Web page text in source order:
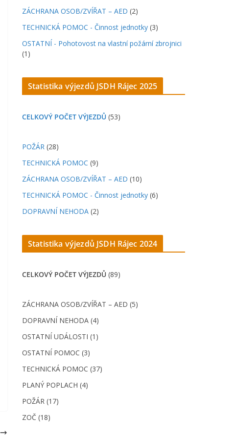
ZÁCHRANA OSOB/ZVÍŘAT – AED (2)
TECHNICKÁ POMOC - Činnost jednotky (3)
OSTATNÍ - Pohotovost na vlastní požární zbrojnici
(1)
Statistika výjezdů JSDH Rájec 2025
CELKOVÝ POČET VÝJEZDŮ (53)
POŽÁR (28)
TECHNICKÁ POMOC (9)
ZÁCHRANA OSOB/ZVÍŘAT – AED (10)
TECHNICKÁ POMOC - Činnost jednotky (6)
DOPRAVNÍ NEHODA (2)
Statistika výjezdů JSDH Rájec 2024
CELKOVÝ POČET VÝJEZDŮ (89)
ZÁCHRANA OSOB/ZVÍŘAT – AED (5)
DOPRAVNÍ NEHODA (4)
OSTATNÍ UDÁLOSTI (1)
OSTATNÍ POMOC (3)
TECHNICKÁ POMOC (37)
PLANÝ POPLACH (4)
POŽÁR (17)
ZOČ (18)